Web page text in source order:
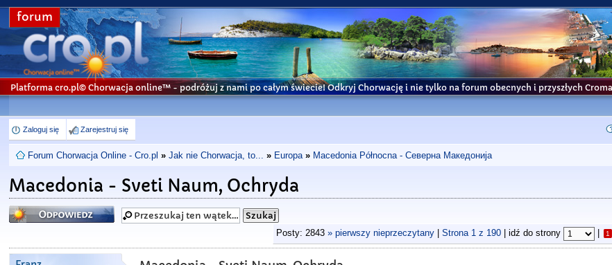
forum
Platforma cro.pl© Chorwacja online™ - podróżuj z nami po całym świecie! Odkryj Chorwację i nie tylko na forum obecnych i przyszłych
Zaloguj się Zarejestruj się
Forum Chorwacja Online - Cro.pl » Jak nie Chorwacja, to... » Europa » Macedonia Północna - Северна Македонија
Macedonia - Sveti Naum, Ochryda
Odpowiedz
Posty: 2843 » pierwszy nieprzeczytany| Strona 1z 190| idź do strony 1